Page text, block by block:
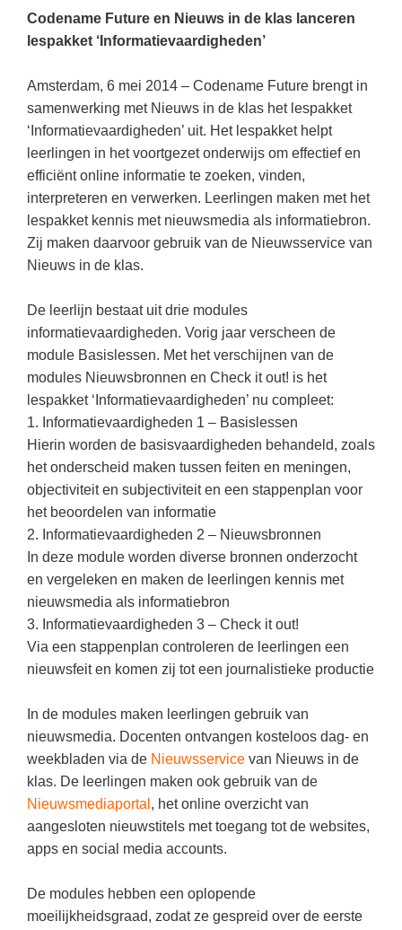
Digitaal onderwijs
Eindexamens
iPad scholen
NIEUWSARCHIEF
Augustus 2026
Juli 2026
April 2026
verpakking tot nieuwe grondstof’
Gastles Zeebenen in de klas
Cursus Leer het heelal begrijpen
Van verdunningscalculator tot
practicumvoorbereiding: gratis online
hulpmiddelen voor science-docenten en
TOA's
DGM in de klas
Open vacature(27)
Engels(24)
Duits (21)
Lichamelijke opvoeding(19)
Economie (17)
VACATURES PER PLAATS
Rotterdam (64)
Almere(49)
Den Haag(40)
Dordrecht (35)
Zoetermeer(18)
Eindhoven(17)
Alkmaar (16)
Haarlem(16)
PUZZELS
Kruiswoordpuzzels
LEUK IN DE KLAS
Raadsels
Rebussen
Biologie
Duits
Economie
Engels
Filosofie
Frans
Geschiedenis
Handelswetenschappen
Informatica
Klassieke Talen
Levensbeschouwing
Maatschappijleer
Muziek
Natuurkunde
Nederlands
Rekenen / Wiskunde
Sociale vaardigheden
Spaans
Studievaardigheden
Techniek
Topografie
Verzorging
Leren met klassieke muziek
Lasergraaf
Onderwijs opleidingen
Gratis lesmateriaal Dove self-esteem
Ontdek Memo voor de onderbouw zelf!
Rekentuin: altijd en overal rekenen oefenen
Taalzee: adaptief oefenen en toetsen
Theater als middel voor het aanleren van
sociale vaardigheden
(hersen)onderzoek
Meesterbaan onderwijsvacatures
LEERMETHODEN
Biologie
Examentraining
Frans
Geschiedenis
Media
Rekenen
Sociale vaardigheden
Studievaardigheden
Taalvaardigheden
LESMATERIAAL
Beeldende Vorming
Biologie
Codename Future en Nieuws in de klas lanceren
lespakket ‘Informatievaardigheden’
Amsterdam, 6 mei 2014 – Codename Future brengt in
samenwerking met Nieuws in de klas het lespakket
‘Informatievaardigheden’ uit. Het lespakket helpt
leerlingen in het voortgezet onderwijs om effectief en
efficiënt online informatie te zoeken, vinden,
interpreteren en verwerken. Leerlingen maken met het
lespakket kennis met nieuwsmedia als informatiebron.
Zij maken daarvoor gebruik van de Nieuwsservice van
Nieuws in de klas.
De leerlijn bestaat uit drie modules
informatievaardigheden. Vorig jaar verscheen de
module Basislessen. Met het verschijnen van de
modules Nieuwsbronnen en Check it out! is het
lespakket ‘Informatievaardigheden’ nu compleet:
1. Informatievaardigheden 1 – Basislessen
Hierin worden de basisvaardigheden behandeld, zoals
het onderscheid maken tussen feiten en meningen,
objectiviteit en subjectiviteit en een stappenplan voor
het beoordelen van informatie
2. Informatievaardigheden 2 – Nieuwsbronnen
In deze module worden diverse bronnen onderzocht
en vergeleken en maken de leerlingen kennis met
nieuwsmedia als informatiebron
3. Informatievaardigheden 3 – Check it out!
Via een stappenplan controleren de leerlingen een
nieuwsfeit en komen zij tot een journalistieke productie
In de modules maken leerlingen gebruik van
nieuwsmedia. Docenten ontvangen kosteloos dag- en
weekbladen via de Nieuwsservice van Nieuws in de
klas. De leerlingen maken ook gebruik van de
Nieuwsmediaportal , het online overzicht van
aangesloten nieuwstitels met toegang tot de websites,
apps en social media accounts.
De modules hebben een oplopende
moeilijkheidsgraad, zodat ze gespreid over de eerste